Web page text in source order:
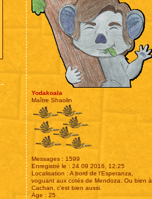
Yodakoala
Maître Shaolin
Messages : 1599
Enregistré le : 24 09 2016, 12:25
Localisation : A bord de l'Esperanza,
voguant aux cotés de Mendoza. Ou bien à
Cachan, c'est bien aussi.
Âge : 25